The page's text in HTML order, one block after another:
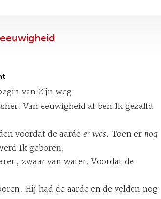
van Zijn weg,
Van eeuwigheid af ben Ik gezalfd
voordat de aarde er was. Toen er nog
Ik geboren,
zwaar van water. Voordat de
Hij had de aarde en de velden nog